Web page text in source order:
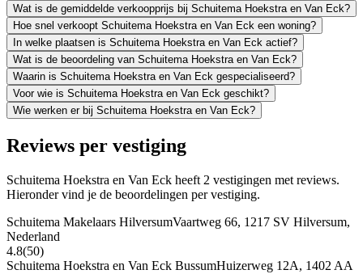
Wat is de gemiddelde verkoopprijs bij Schuitema Hoekstra en Van Eck?
Hoe snel verkoopt Schuitema Hoekstra en Van Eck een woning?
In welke plaatsen is Schuitema Hoekstra en Van Eck actief?
Wat is de beoordeling van Schuitema Hoekstra en Van Eck?
Waarin is Schuitema Hoekstra en Van Eck gespecialiseerd?
Voor wie is Schuitema Hoekstra en Van Eck geschikt?
Wie werken er bij Schuitema Hoekstra en Van Eck?
Reviews per vestiging
Schuitema Hoekstra en Van Eck heeft 2 vestigingen met reviews.
Hieronder vind je de beoordelingen per vestiging.
Schuitema Makelaars HilversumVaartweg 66, 1217 SV Hilversum,
Nederland
4.8(50)
Schuitema Hoekstra en Van Eck BussumHuizerweg 12A, 1402 AA